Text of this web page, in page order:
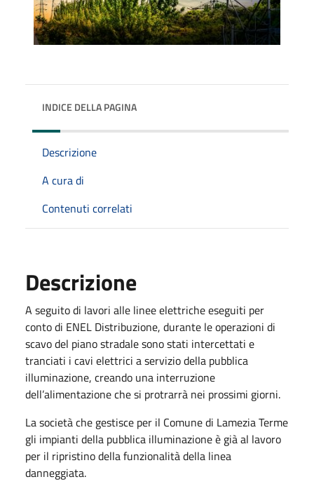
INDICE DELLA PAGINA
Descrizione
A cura di
Contenuti correlati
Descrizione
A seguito di lavori alle linee elettriche eseguiti per
conto di ENEL Distribuzione, durante le operazioni di
scavo del piano stradale sono stati intercettati e
tranciati i cavi elettrici a servizio della pubblica
illuminazione, creando una interruzione
dell’alimentazione che si protrarrà nei prossimi giorni.
La società che gestisce per il Comune di Lamezia Terme
gli impianti della pubblica illuminazione è già al lavoro
per il ripristino della funzionalitàdella linea
danneggiata.